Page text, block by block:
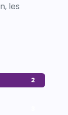
les
2